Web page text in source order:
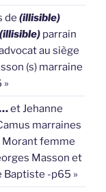
de (illisible)
(illisible) parrain
au siège
(s) marraine
»
et Jehanne
marraines
femme
Masson et
Baptiste -p65 »